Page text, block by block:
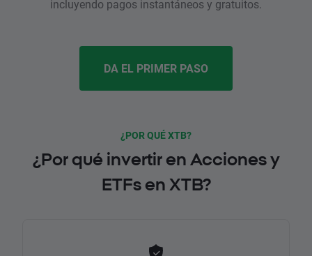
incluyendo pagos instantáneos y gratuitos.
DA EL PRIMER PASO
¿POR QUÉ XTB?
¿Por qué invertir en Acciones y
ETFs en XTB?